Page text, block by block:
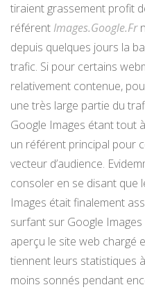
tiraient grassement profit
référent Images.Google.Fr
depuis quelques jours la
trafic. Si pour certains
relativement contenue,
une très large partie du
Google Images étant tout
un référent principal pour
vecteur d’audience.
consoler en se disant que
Images était finalement
surfant sur Google Images
aperçu le site web chargé
tiennent leurs statistiques
moins sonnés pendant